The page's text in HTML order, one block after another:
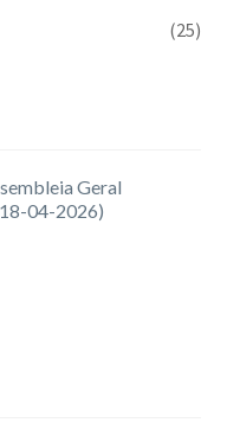
(25)
Geral
04-2026)